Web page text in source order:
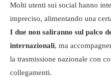
Molti utenti sui social hanno
impreciso, alimentando una
I due non saliranno sul palco
internazionali, ma
la trasmissione nazionale con
collegamenti.